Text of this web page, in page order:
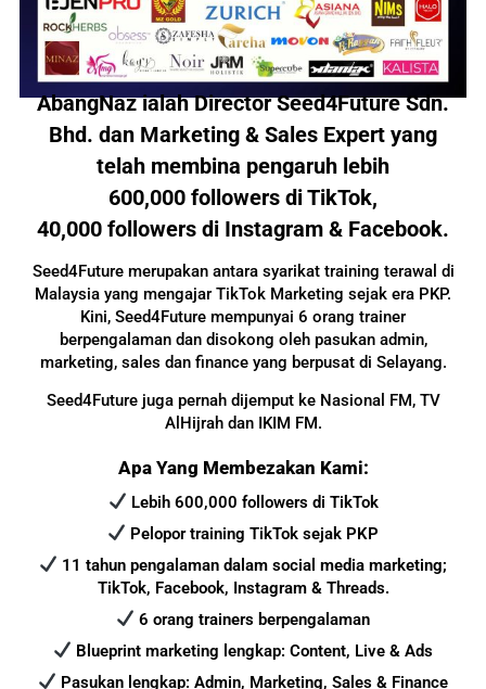
AbangNaz ialah Director Seed4Future Sdn.
Bhd. dan Marketing & Sales Expert yang
telah membina pengaruh lebih
600,000 followers di TikTok,
40,000 followers di Instagram & Facebook.
Seed4Future merupakan antara syarikat training terawal di
Malaysia yang mengajar TikTok Marketing sejak era PKP.
Kini, Seed4Future mempunyai 6 orang trainer
berpengalaman dan disokong oleh pasukan admin,
marketing, sales dan finance yang berpusat di Selayang.
Seed4Future juga pernah dijemput ke Nasional FM, TV
AlHijrah dan IKIM FM.
Apa Yang Membezakan Kami:
Lebih 600,000 followers di TikTok
Pelopor training TikTok sejak PKP
11 tahun pengalaman dalam social media marketing;
TikTok, Facebook, Instagram & Threads.
6 orang trainers berpengalaman
Blueprint marketing lengkap: Content, Live & Ads
Pasukan lengkap: Admin, Marketing, Sales & Finance